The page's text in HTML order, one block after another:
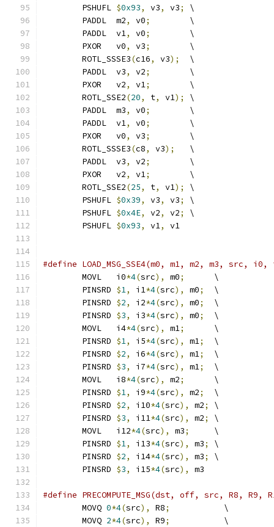
	PSHUFL
$0x93, v3, v3;
\
	PADDL  m2
, v0;
        \
	PADDL  v1
, v0;
        \
	PXOR   v0
, v3;
        \
	ROTL_SSSE3
(c16, v3);
  \
	PADDL  v3
, v2;
        \
	PXOR   v2
, v1;
        \
	ROTL_SSE2
(20, t, v1);
\
	PADDL  m3
, v0;
        \
	PADDL  v1
, v0;
        \
	PXOR   v0
, v3;
        \
	ROTL_SSSE3
(c8, v3);
   \
	PADDL  v3
, v2;
        \
	PXOR   v2
, v1;
        \
	ROTL_SSE2
(25, t, v1);
\
	PSHUFL
$0x39, v3, v3;
\
	PSHUFL
$0x4E, v2, v2;
\
	PSHUFL
$0x93, v1, v1
#define LOAD_MSG_SSE4(m0, m1, m2,
	MOVL   i0
*4(src), m0;
      \
	PINSRD
$1, i1*4(src), m0;
  \
	PINSRD
$2, i2*4(src), m0;
  \
	PINSRD
$3, i3*4(src), m0;
  \
	MOVL   i4
*4(src), m1;
      \
	PINSRD
$1, i5*4(src), m1;
  \
	PINSRD
$2, i6*4(src), m1;
  \
	PINSRD
$3, i7*4(src), m1;
  \
	MOVL   i8
*4(src), m2;
      \
	PINSRD
$1, i9*4(src), m2;
  \
	PINSRD
$2, i10*4(src), m2;
\
	PINSRD
$3, i11*4(src), m2;
\
	MOVL   i12
*4(src), m3;
     \
	PINSRD
$1, i13*4(src), m3;
\
	PINSRD
$2, i14*4(src), m3;
\
	PINSRD
$3, i15*4(src), m3
#define PRECOMPUTE_MSG(dst, off, src, R8,
	MOVQ
0*4(src), R8;
           \
	MOVQ
2*4(src), R9;
           \